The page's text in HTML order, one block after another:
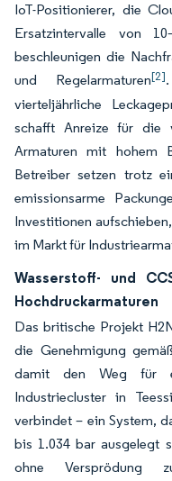
IoT-Positionierer, die
Ersatzintervalle von
beschleunigen die
und Regelarmaturen[2]
vierteljährliche
schafft Anreize für die
Armaturen mit hohem
Betreiber setzen trotz
emissionsarme
Investitionen
im Markt für
Wasserstoff- und
Hochdruckarmaturen
Das britische Projekt
die Genehmigung
damit den Weg für
Industriecluster in
verbindet – ein System,
bis 1.034 bar ausgelegt
ohne Versprödung